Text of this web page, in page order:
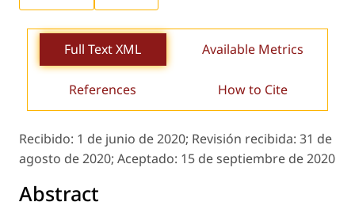
Full Text XML Available Metrics
References How to Cite
Recibido: 1 de junio de 2020; Revisión recibida: 31 de
agosto de 2020; Aceptado: 15 de septiembre de 2020
Abstract